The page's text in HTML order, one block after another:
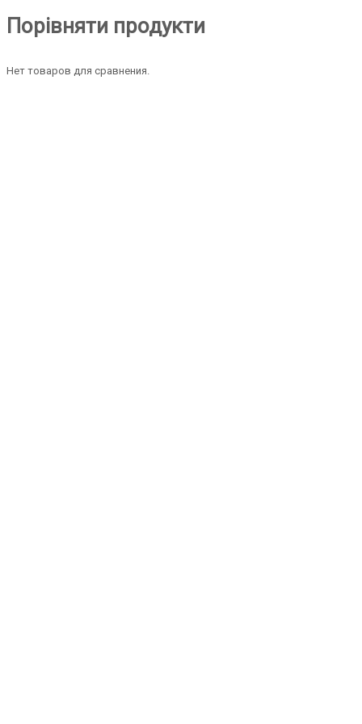
Порівняти продукти
Нет товаров для сравнения.